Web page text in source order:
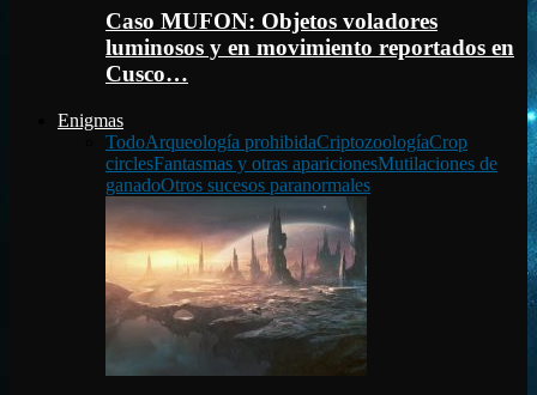
Caso MUFON: Objetos voladores
luminosos y en movimiento reportados en
Cusco…
Enigmas
TodoArqueología prohibidaCriptozoologíaCrop
circlesFantasmas y otras aparicionesMutilaciones de
ganadoOtros sucesos paranormales